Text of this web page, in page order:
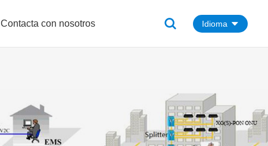
Contacta con nosotros Idioma